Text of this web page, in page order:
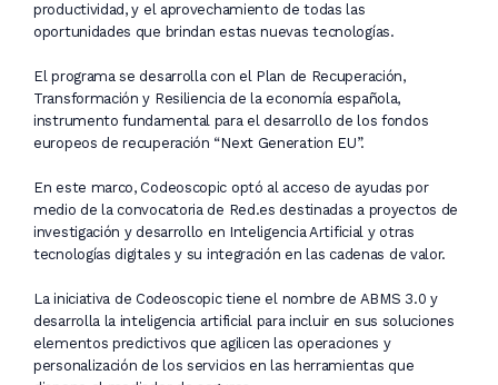
productividad, y el aprovechamiento de todas las
oportunidades que brindan estas nuevas tecnologías.
El programa se desarrolla con el Plan de Recuperación,
Transformación y Resiliencia de la economía española,
instrumento fundamental para el desarrollo de los fondos
europeos de recuperación “Next Generation EU”.
En este marco, Codeoscopic optó al acceso de ayudas por
medio de la convocatoria de Red.es destinadas a proyectos de
investigación y desarrollo en Inteligencia Artificial y otras
tecnologías digitales y su integración en las cadenas de valor.
La iniciativa de Codeoscopic tiene el nombre de ABMS 3.0 y
desarrolla la inteligencia artificial para incluir en sus soluciones
elementos predictivos que agilicen las operaciones y
personalización de los servicios en las herramientas que